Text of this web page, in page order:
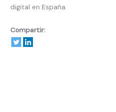
digital en España.
Compartir: